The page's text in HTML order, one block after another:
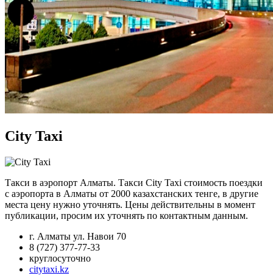
City Taxi
Такси в аэропорт Алматы. Такси City Taxi стоимость поездки
с аэропорта в Алматы от 2000 казахстанских тенге, в другие
места цену нужно уточнять. Цены действительны в момент
публикации, просим их уточнять по контактным данным.
г. Алматы ул. Навои 70
8 (727) 377-77-33
круглосуточно
citytaxi.kz